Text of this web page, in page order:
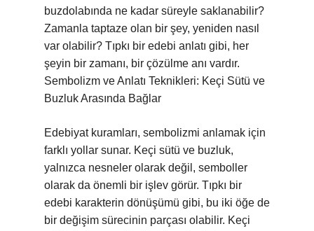
buzdolabında ne kadar süreyle saklanabilir?
Zamanla taptaze olan bir şey, yeniden nasıl
var olabilir? Tıpkı bir edebi anlatı gibi, her
şeyin bir zamanı, bir çözülme anı vardır.
Sembolizm ve Anlatı Teknikleri: Keçi Sütü ve
Buzluk Arasında Bağlar
Edebiyat kuramları, sembolizmi anlamak için
farklı yollar sunar. Keçi sütü ve buzluk,
yalnızca nesneler olarak değil, semboller
olarak da önemli bir işlev görür. Tıpkı bir
edebi karakterin dönüşümü gibi, bu iki öğe de
bir değişim sürecinin parçası olabilir. Keçi